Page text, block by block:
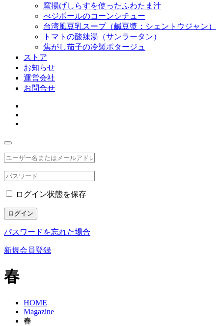
窯揚げしらすを使ったふわたま汁
べジボールのコーンシチュー
台湾風豆乳スープ（鹹豆漿：シェントウジャン）
トマトの酸辣湯（サンラータン）
焦がし茄子の冷製ポタージュ
ストア
お知らせ
運営会社
お問合せ
ログイン状態を保存
ログイン
パスワードを忘れた場合
新規会員登録
春
HOME
Magazine
春